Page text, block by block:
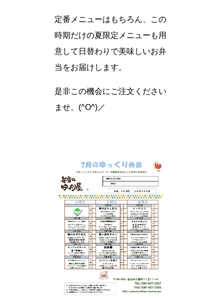
定番メニューはもちろん、この
時期だけの夏限定メニューも用
意して日替わりで美味しいお弁
当をお届けします。
是非この機会にご注文ください
ませ。(^O^)／